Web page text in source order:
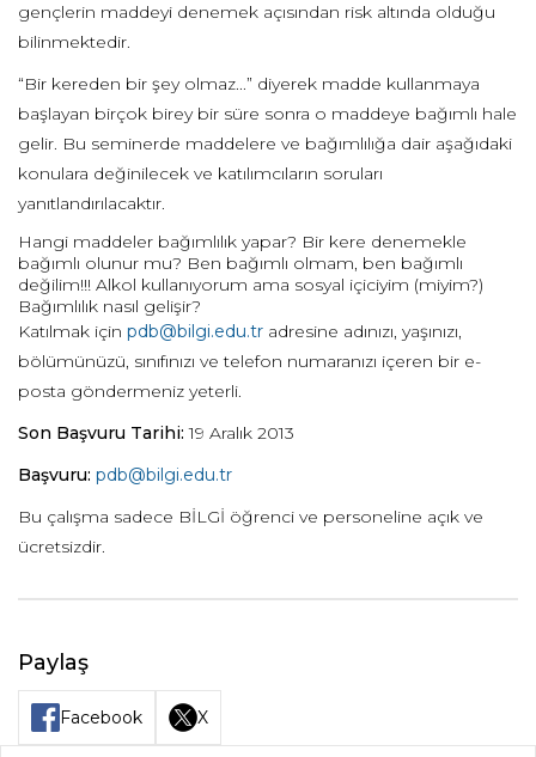
gençlerin maddeyi denemek açısından risk altında olduğu
bilinmektedir.
“Bir kereden bir şey olmaz...” diyerek madde kullanmaya
başlayan birçok birey bir süre sonra o maddeye bağımlı hale
gelir. Bu seminerde maddelere ve bağımlılığa dair aşağıdaki
konulara değinilecek ve katılımcıların soruları
yanıtlandırılacaktır.
Hangi maddeler bağımlılık yapar? Bir kere denemekle
bağımlı olunur mu? Ben bağımlı olmam, ben bağımlı
değilim!!! Alkol kullanıyorum ama sosyal içiciyim (miyim?)
Bağımlılık nasıl gelişir?
Katılmak için pdb@bilgi.edu.tr adresine adınızı, yaşınızı,
bölümünüzü, sınıfınızı ve telefon numaranızı içeren bir e-
posta göndermeniz yeterli.
Son Başvuru Tarihi: 19 Aralık 2013
Başvuru: pdb@bilgi.edu.tr
Bu çalışma sadece BİLGİ öğrenci ve personeline açık ve
ücretsizdir.
Paylaş
Facebook X